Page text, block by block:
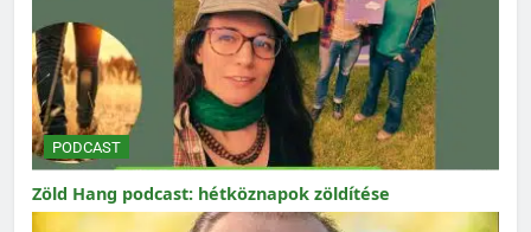
PODCAST
Zöld Hang podcast: hétköznapok zöldítése